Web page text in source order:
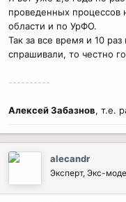
проведенных процессов
области и по УрФО.
Так за все время и 10
спрашивали, то честно
----------
Алексей Забазнов, т.е.
alecandr
Эксперт, Экс-